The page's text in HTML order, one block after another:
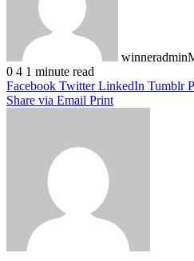
winneradmin
0 4 1 minute read
Facebook Twitter LinkedIn Tumblr
Share via Email Print